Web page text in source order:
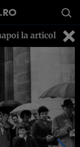
la articol